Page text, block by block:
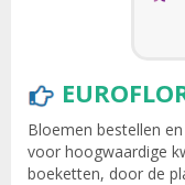
Bloemen bestellen
voor hoogwaardige
boeketten, door de